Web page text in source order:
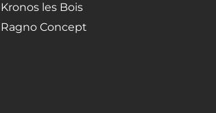
Kronos les Bois
Ragno Concept